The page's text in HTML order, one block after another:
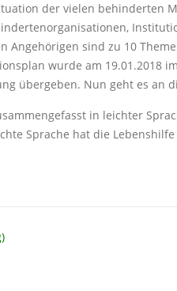
der vielen behinderten
Angehörigen sind zu 10
wurde am 19.01.2018
übergeben. Nun geht es an
in leichter
Sprache hat die